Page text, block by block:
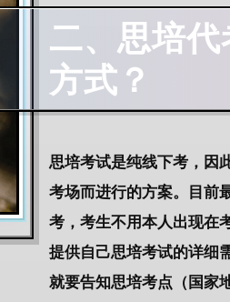
二、思培
方式？
思培考试是纯线下考，因
考场而进行的方案。目前
考，考生不用本人出现在
提供自己思培考试的详细
就要告知思培考点（国家